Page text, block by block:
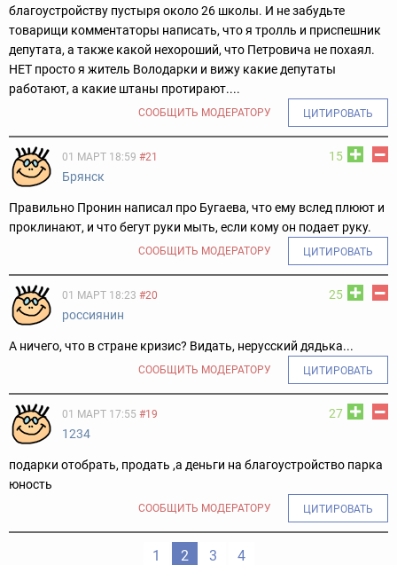
благоустройству пустыря около 26 школы. И не забудьте
товарищи комментаторы написать, что я тролль и приспешник
депутата, а также какой нехороший, что Петровича не похаял.
НЕТ просто я житель Володарки и вижу какие депутаты
работают, а какие штаны протирают....
СООБЩИТЬ МОДЕРАТОРУ ЦИТИРОВАТЬ
15
01 МАРТ 18:59 #21
Брянск
Правильно Пронин написал про Бугаева, что ему вслед плюют и
проклинают, и что бегут руки мыть, если кому он подает руку.
СООБЩИТЬ МОДЕРАТОРУ ЦИТИРОВАТЬ
25
01 МАРТ 18:23 #20
россиянин
А ничего, что в стране кризис? Видать, нерусский дядька...
СООБЩИТЬ МОДЕРАТОРУ ЦИТИРОВАТЬ
27
01 МАРТ 17:55 #19
1234
подарки отобрать, продать ,а деньги на благоустройство парка
юность
СООБЩИТЬ МОДЕРАТОРУ ЦИТИРОВАТЬ
1 2 3 4